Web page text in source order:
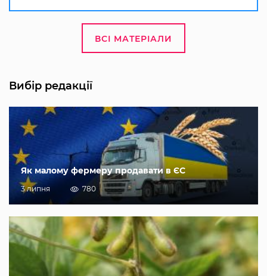
ВСІ МАТЕРІАЛИ
Вибір редакції
Як малому фермеру продавати в ЄС
3 липня 780